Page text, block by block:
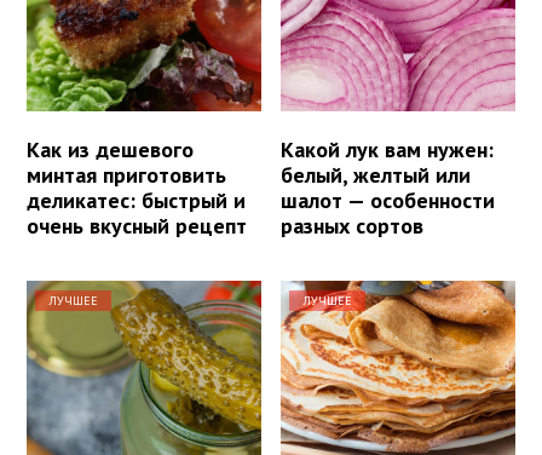
Как из дешевого
минтая приготовить
деликатес: быстрый и
очень вкусный рецепт
Какой лук вам нужен:
белый, желтый или
шалот — особенности
разных сортов
ЛУЧШЕЕ ЛУЧШЕЕ